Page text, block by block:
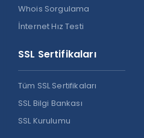
Whois Sorgulama
İnternet Hız Testi
SSL Sertifikaları
Tüm SSL Sertifikaları
SSL Bilgi Bankası
SSL Kurulumu